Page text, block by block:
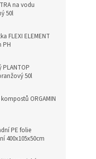
na vodu
50l
FLEXI ELEMENT
PH
PLANTOP
50l
ORGAMIN
PE folie
400x105x50cm